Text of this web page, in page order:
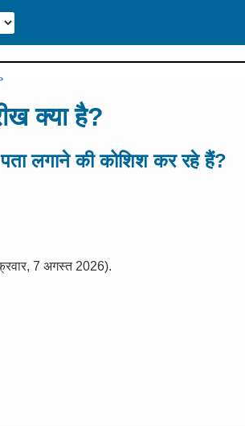
क्या है?
लगाने की कोशिश कर रहे हैं?
7 अगस्त 2026).